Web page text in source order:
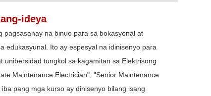
ideya
pagsasanay na binuo para sa bokasyonal at
edukasyunal. Ito ay espesyal na idinisenyo para
tungkol sa kagamitan sa Elektrisong
Maintenance Electrician", "Senior Maintenance
pang mga kurso ay dinisenyo bilang isang